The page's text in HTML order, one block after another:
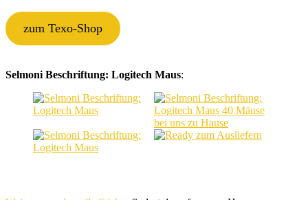
zum Texo-Shop
Selmoni Beschriftung: Logitech Maus: